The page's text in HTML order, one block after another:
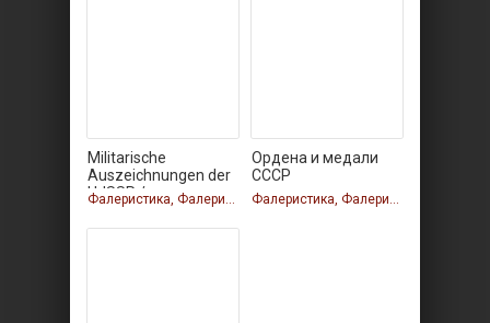
Militarische
Auszeichnungen der
UdSSR /
Фалеристика, Фалеристика
Ордена и медали
СССР
Фалеристика, Фалеристика